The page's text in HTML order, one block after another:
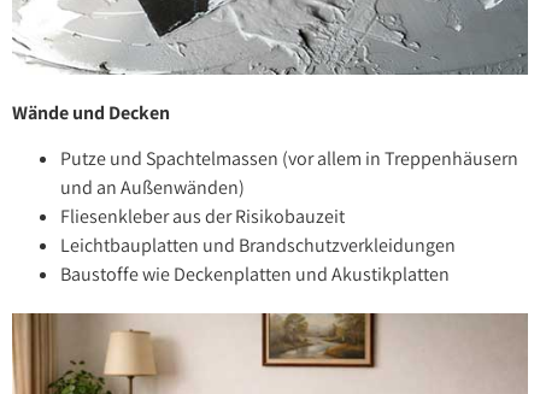
Wände und Decken
Putze und Spachtelmassen (vor allem in Treppenhäusern
und an Außenwänden)
Fliesenkleber aus der Risikobauzeit
Leichtbauplatten und Brandschutzverkleidungen
Baustoffe wie Deckenplatten und Akustikplatten